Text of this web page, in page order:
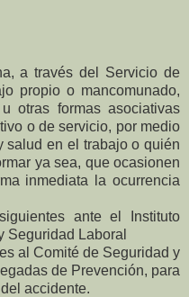
a través del Servicio de
propio o mancomunado,
otras formas asociativas
o de servicio, por medio
salud en el trabajo o quién
ya sea, que ocasionen
inmediata la ocurrencia
ante el Instituto
Seguridad Laboral
al Comité de Seguridad y
de Prevención, para
accidente.